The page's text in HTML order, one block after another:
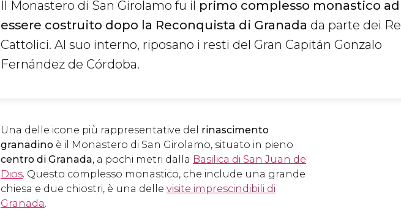
Il Monastero di San Girolamo fu il primo complesso monastico ad
essere costruito dopo la Reconquista di Granada da parte dei Re
Cattolici. Al suo interno, riposano i resti del Gran Capitán Gonzalo
Fernández de Córdoba.
Una delle icone più rappresentative del rinascimento
granadino è il Monastero di San Girolamo, situato in pieno
centro di Granada, a pochi metri dalla Basilica di San Juan de
Dios. Questo complesso monastico, che include una grande
chiesa e due chiostri, è una delle visite imprescindibili di
Granada.